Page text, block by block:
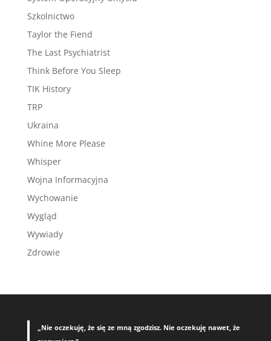
Szkolnictwo
Taylor the Fiend
The Last Psychiatrist
Think Before You Sleep
TIK History
TRP
Ukraina
Whine More Please
Whisper
Wojna Informacyjna
Wychowanie
Wygląd
Wywiady
Zdrowie
„Nie oczekuję, że się ze mną zgodzisz. Nie oczekuję nawet, że